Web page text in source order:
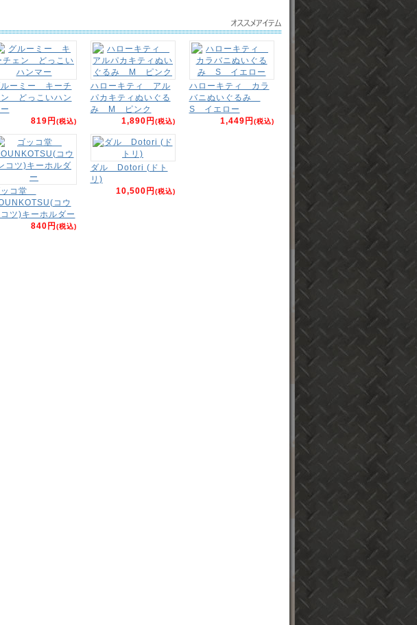
ルーミー キーチ
ン どっこいハン
819円(税込)
ハローキティ アル
パカキティぬいぐる
み M ピンク
1,890円(税込)
ハローキティ カラ
バニぬいぐるみ
S イエロー
1,449円(税込)
ッコ堂
コウ
ツ)キーホルダー
840円(税込)
ダル Dotori (ドト
リ)
10,500円(税込)